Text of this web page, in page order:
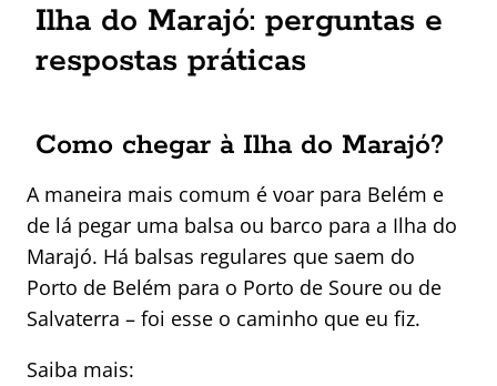
Ilha do Marajó: perguntas e
respostas práticas
Como chegar à Ilha do Marajó?
A maneira mais comum é voar para Belém e
de lá pegar uma balsa ou barco para a Ilha do
Marajó. Há balsas regulares que saem do
Porto de Belém para o Porto de Soure ou de
Salvaterra – foi esse o caminho que eu fiz.
Saiba mais: